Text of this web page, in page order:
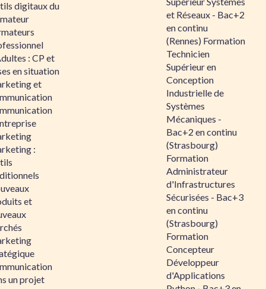
digitaux du
: CP et
en situation
et
:
et
un projet
et Réseaux - Bac+2
en continu
(Rennes) Formation
Technicien
Supérieur en
Conception
Industrielle de
Systèmes
Mécaniques -
Bac+2 en continu
(Strasbourg)
Formation
Administrateur
d'Infrastructures
Sécurisées - Bac+3
en continu
(Strasbourg)
Formation
Concepteur
Développeur
d'Applications